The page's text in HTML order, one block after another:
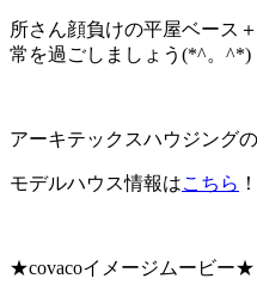
所さん顔負けの平屋ベース
常を過ごしましょう(*^。^*)
アーキテックスハウジングの
モデルハウス情報はこちら ！
★covacoイメージムービー★